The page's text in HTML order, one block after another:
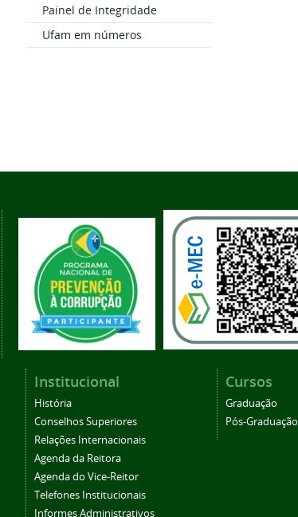
Painel de Integridade
Ufam em números
Institucional
História
Conselhos Superiores
Relações Internacionais
Agenda da Reitora
Agenda do Vice-Reitor
Telefones Institucionais
Informes Administrativos
Cursos
Graduação
Pós-Graduação